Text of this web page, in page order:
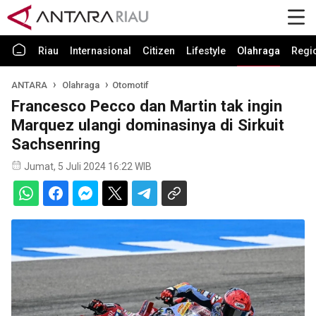
Riau Internasional Citizen Lifestyle Olahraga
ANTARA Olahraga Otomotif
Francesco Pecco dan Martin tak ingin
Marquez ulangi dominasinya di Sirkuit
Sachsenring
Jumat, 5 Juli 2024 16:22 WIB